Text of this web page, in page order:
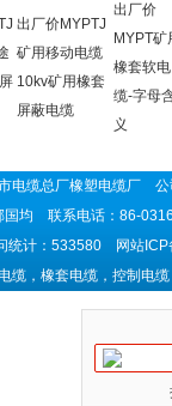
出厂价MYPTJ
矿用移动电缆
10kv矿用橡套
屏蔽电缆
出厂价
MYPT矿
橡套软电
缆-字母
义
电缆总厂橡塑电缆厂
国均 联系电话：86-
统计：533580 网站ICP
缆，橡套电缆，控制电